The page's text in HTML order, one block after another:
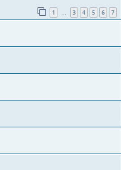
1 3 4 5 6 7